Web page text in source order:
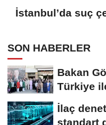
İstanbul’da suç
SON HABERLER
Bakan
Türkiye
İlaç
standart